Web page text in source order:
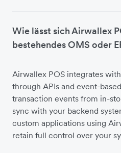
Wie lässt sich Airwallex
bestehendes OMS oder
Airwallex POS integrates
through APIs and event-
transaction events from in-
sync with your backend
custom applications using
retain full control over your